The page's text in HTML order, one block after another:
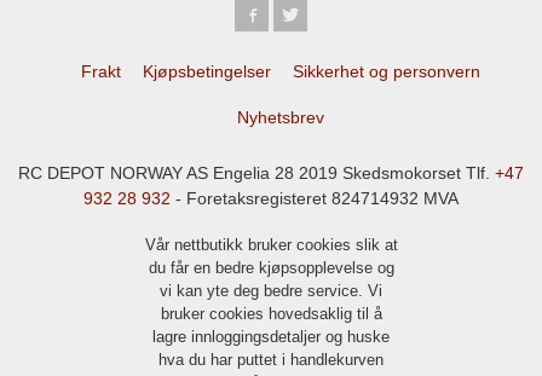
Frakt Kjøpsbetingelser Sikkerhet og personvern
Nyhetsbrev
RC DEPOT NORWAY AS Engelia 28 2019 Skedsmokorset Tlf. +47
932 28 932 - Foretaksregisteret 824714932 MVA
Vår nettbutikk bruker cookies slik at
du får en bedre kjøpsopplevelse og
vi kan yte deg bedre service. Vi
bruker cookies hovedsaklig til å
lagre innloggingsdetaljer og huske
hva du har puttet i handlekurven